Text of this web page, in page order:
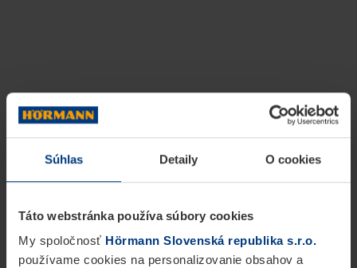
Súhlas Detaily O cookies
Táto webstránka používa súbory cookies
My spoločnosť Hörmann Slovenská republika s.r.o.
používame cookies na personalizovanie obsahov a